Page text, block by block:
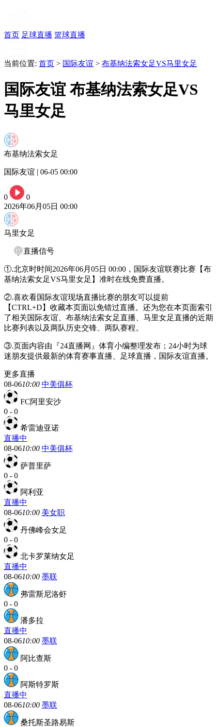
首页 足球直播 篮球直播
当前位置: 首页 > 国际友谊 > 布基纳法索女足VS马里女足
国际友谊 布基纳法索女足VS
马里女足
布基纳法索女足
国际友谊 | 06-05 00:00
0
0
2026年06月05日 00:00
马里女足
直播信号
①.北京时时间2026年06月05日 00:00，国际友谊联赛比赛【布
基纳法索女足VS马里女足】准时在线免费直播。
②.喜欢看国际友谊现场直播比赛的朋友可以提前
【CTRL+D】收藏本页面以免错过直播。还为您在本页面索引
了相关国际友谊、布基纳法索女足直播、马里女足直播的近期
比赛列表以及两队历史交锋、两队赛程。
③.页面内容由『24直播网』体育小编整理发布；24小时为球
迷朋友提供最新的体育赛事直播、足球直播，国际友谊直播。
更多直播
08-0610:00 中美俱杯
FC阿里安沙
0 - 0
希雷迪亚诺
直播中
08-0610:00 中美俱杯
萨普里萨
0 - 0
阿利亚
直播中
08-0610:00 美女职
丹佛峰会女足
0 - 0
北卡罗莱纳女足
直播中
08-0610:00 墨联
弗雷斯尼洛虾
0 - 0
潘多拉
直播中
08-0610:00 墨联
阿比查斯
0 - 0
阿斯特罗斯
直播中
08-0610:00 墨联
桑托斯圣路易斯